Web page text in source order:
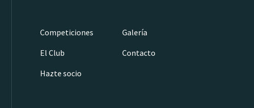
Competiciones
Galería
El Club
Contacto
Hazte socio